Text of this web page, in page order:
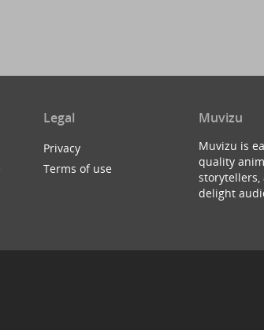
Legal
Privacy
Terms of use
Muvizu
Muvizu is
quality
storytellers,
delight